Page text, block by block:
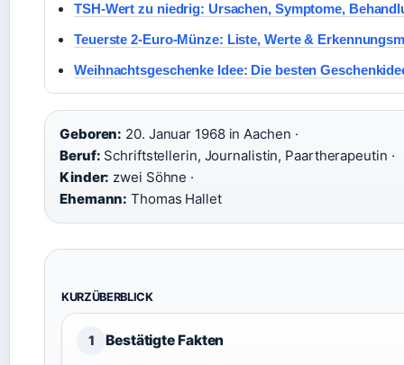
TSH-Wert zu niedrig: Ursachen, Symptome,
Teuerste 2-Euro-Münze: Liste, Werte &
Weihnachtsgeschenke Idee: Die besten
Geboren: 20. Januar 1968 in Aachen ·
Beruf: Schriftstellerin, Journalistin, Paartherapeutin ·
Kinder: zwei Söhne ·
Ehemann: Thomas Hallet
KURZÜBERBLICK
1 Bestätigte Fakten